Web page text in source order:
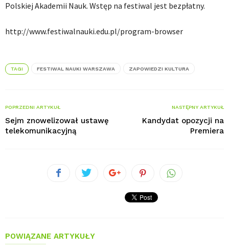
Polskiej Akademii Nauk. Wstęp na festiwal jest bezpłatny.
http://www.festiwalnauki.edu.pl/program-browser
TAGI FESTIWAL NAUKI WARSZAWA ZAPOWIEDZI KULTURA
POPRZEDNI ARTYKUŁ
Sejm znowelizował ustawę
telekomunikacyjną
NASTĘPNY ARTYKUŁ
Kandydat opozycji na
Premiera
POWIĄZANE ARTYKUŁY